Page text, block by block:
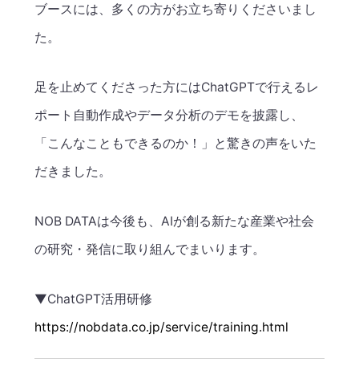
ブースには、多くの方がお立ち寄りくださいまし
た。
足を止めてくださった方にはChatGPTで行えるレ
ポート自動作成やデータ分析のデモを披露し、
「こんなこともできるのか！」と驚きの声をいた
だきました。
NOB DATAは今後も、AIが創る新たな産業や社会
の研究・発信に取り組んでまいります。
▼ChatGPT活用研修
https://nobdata.co.jp/service/training.html